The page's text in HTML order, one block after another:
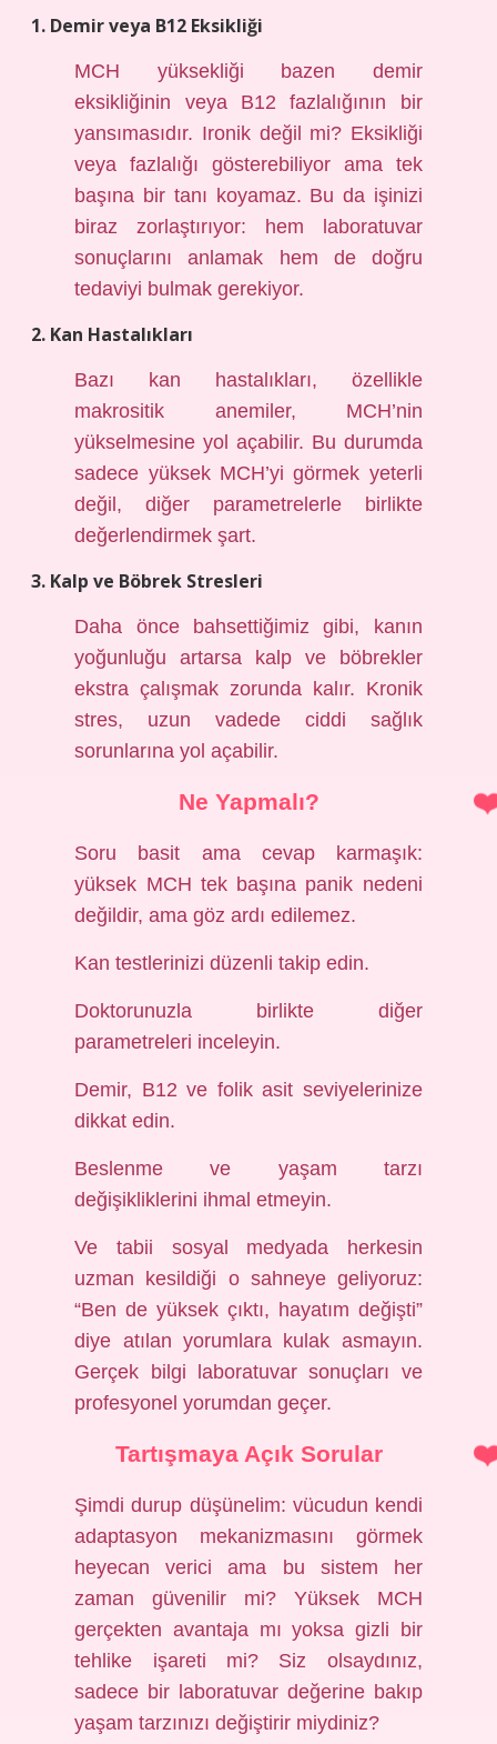
1. Demir veya B12 Eksikliği
MCH yüksekliği bazen demir
eksikliğinin veya B12 fazlalığının bir
yansımasıdır. Ironik değil mi? Eksikliği
veya fazlalığı gösterebiliyor ama tek
başına bir tanı koyamaz. Bu da işinizi
biraz zorlaştırıyor: hem laboratuvar
sonuçlarını anlamak hem de doğru
tedaviyi bulmak gerekiyor.
2. Kan Hastalıkları
Bazı kan hastalıkları, özellikle
makrositik anemiler, MCH’nin
yükselmesine yol açabilir. Bu durumda
sadece yüksek MCH’yi görmek yeterli
değil, diğer parametrelerle birlikte
değerlendirmek şart.
3. Kalp ve Böbrek Stresleri
Daha önce bahsettiğimiz gibi, kanın
yoğunluğu artarsa kalp ve böbrekler
ekstra çalışmak zorunda kalır. Kronik
stres, uzun vadede ciddi sağlık
sorunlarına yol açabilir.
Ne Yapmalı?
Soru basit ama cevap karmaşık:
yüksek MCH tek başına panik nedeni
değildir, ama göz ardı edilemez.
Kan testlerinizi düzenli takip edin.
Doktorunuzla birlikte diğer
parametreleri inceleyin.
Demir, B12 ve folik asit seviyelerinize
dikkat edin.
Beslenme ve yaşam tarzı
değişikliklerini ihmal etmeyin.
Ve tabii sosyal medyada herkesin
uzman kesildiği o sahneye geliyoruz:
“Ben de yüksek çıktı, hayatım değişti”
diye atılan yorumlara kulak asmayın.
Gerçek bilgi laboratuvar sonuçları ve
profesyonel yorumdan geçer.
Tartışmaya Açık Sorular
Şimdi durup düşünelim: vücudun kendi
adaptasyon mekanizmasını görmek
heyecan verici ama bu sistem her
zaman güvenilir mi? Yüksek MCH
gerçekten avantaja mı yoksa gizli bir
tehlike işareti mi? Siz olsaydınız,
sadece bir laboratuvar değerine bakıp
yaşam tarzınızı değiştirir miydiniz?